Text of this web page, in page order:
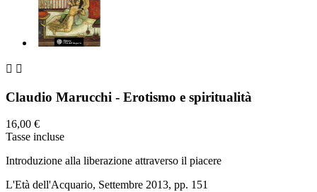
 
Claudio Marucchi - Erotismo e spiritualità
16,00 €
Tasse incluse
Introduzione alla liberazione attraverso il piacere
L'Età dell'Acquario, Settembre 2013, pp. 151